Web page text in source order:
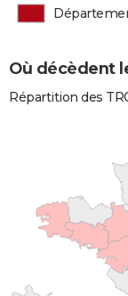
Où décèdent
Répartition des